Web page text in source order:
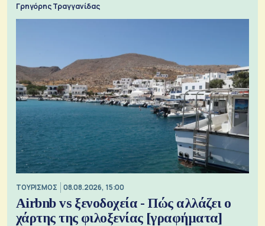
Γρηγόρης Τραγγανίδας
ΤΟΥΡΙΣΜΟΣ 08.08.2026, 15:00
Airbnb vs ξενοδοχεία - Πώς αλλάζει ο
χάρτης της φιλοξενίας [γραφήματα]